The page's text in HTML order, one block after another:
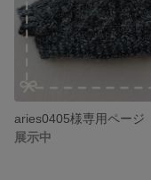
aries0405様専用ページ
展示中